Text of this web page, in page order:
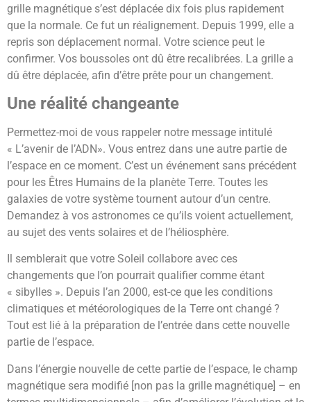
grille magnétique s’est déplacée dix fois plus rapidement
que la normale. Ce fut un réalignement. Depuis 1999, elle a
repris son déplacement normal. Votre science peut le
confirmer. Vos boussoles ont dû être recalibrées. La grille a
dû être déplacée, afin d’être prête pour un changement.
Une réalité changeante
Permettez-moi de vous rappeler notre message intitulé
« L’avenir de l’ADN». Vous entrez dans une autre partie de
l’espace en ce moment. C’est un événement sans précédent
pour les Êtres Humains de la planète Terre. Toutes les
galaxies de votre système tournent autour d’un centre.
Demandez à vos astronomes ce qu’ils voient actuellement,
au sujet des vents solaires et de l’héliosphère.
Il semblerait que votre Soleil collabore avec ces
changements que l’on pourrait qualifier comme étant
« sibylles ». Depuis l’an 2000, est-ce que les conditions
climatiques et météorologiques de la Terre ont changé ?
Tout est lié à la préparation de l’entrée dans cette nouvelle
partie de l’espace.
Dans l’énergie nouvelle de cette partie de l’espace, le champ
magnétique sera modifié [non pas la grille magnétique] – en